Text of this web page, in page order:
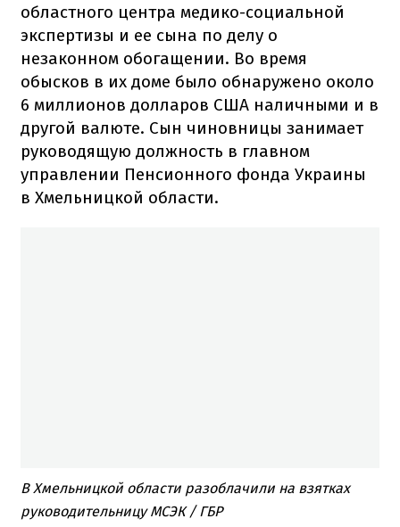
областного центра медико-социальной
экспертизы и ее сына по делу о
незаконном обогащении. Во время
обысков в их доме было обнаружено около
6 миллионов долларов США наличными и в
другой валюте. Сын чиновницы занимает
руководящую должность в главном
управлении Пенсионного фонда Украины
в Хмельницкой области.
В Хмельницкой области разоблачили на взятках
руководительницу МСЭК / ГБР